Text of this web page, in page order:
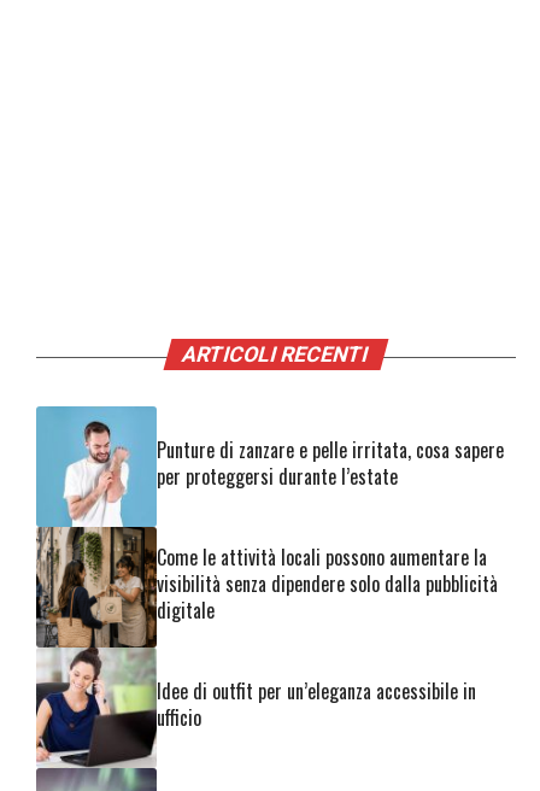
ARTICOLI RECENTI
Punture di zanzare e pelle irritata, cosa sapere
per proteggersi durante l’estate
Come le attività locali possono aumentare la
visibilità senza dipendere solo dalla pubblicità
digitale
Idee di outfit per un’eleganza accessibile in
ufficio